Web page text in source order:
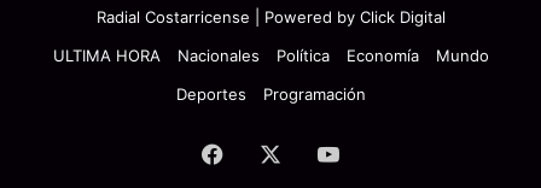
Radial Costarricense | Powered by Click Digital
ULTIMA HORA
Nacionales Política Economía
Mundo
Deportes
Programación
Facebook YouTube